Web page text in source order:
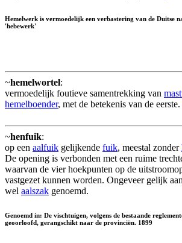
Hemelwerk is vermoedelijk een verbastering van de Duitse
'hebewerk'
~hemelwortel:
vermoedelijk foutieve samentrekking van
hemelboender, met de betekenis van de eerste.
~henfuik:
op een aalfuik gelijkende fuik, meestal zonder
De opening is verbonden met een ruime
waarvan de vier hoekpunten op de
vastgezet kunnen worden. Ongeveer gelijk
wel aalszak genoemd.
Genoemd in: De vischtuigen, volgens de bestaande
geoorloofd, gerangschikt naar de provinciën. 1899